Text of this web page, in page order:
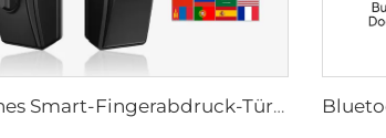
Automatisches Smart-Fingerabdruck-Türschloss mit Gesichtsscanning D7pro